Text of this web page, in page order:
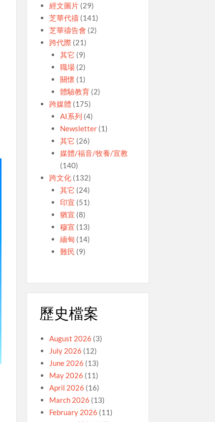
經文圖片(29)
芝華代禱(141)
芝華禱告會 (2)
跨代際(21)
其它 (9)
職場 (2)
關懷 (1)
體驗教育 (2)
跨媒體 (175)
AI系列 (4)
Newsletter (1)
其它 (26)
媒體/福音/牧養/宣教
(140)
跨文化 (132)
其它 (24)
印宣 (51)
猶宣 (8)
穆宣 (13)
緬甸 (14)
難民 (9)
歷史檔案
August 2026 (3)
July 2026 (12)
June 2026 (13)
May 2026 (11)
April 2026 (16)
March 2026 (13)
February 2026 (11)